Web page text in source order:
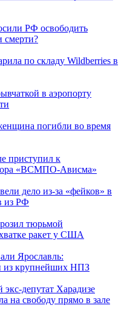
РФ освободить
смерти?
по складу Wildberries в
в аэропорту
погибли во время
приступил к
«ВСМПО-Ависма»
дело из-за «фейков» в
из РФ
тюрьмой
ракет у США
Ярославль:
из крупнейших НПЗ
депутат Харадизе
на свободу прямо в зале